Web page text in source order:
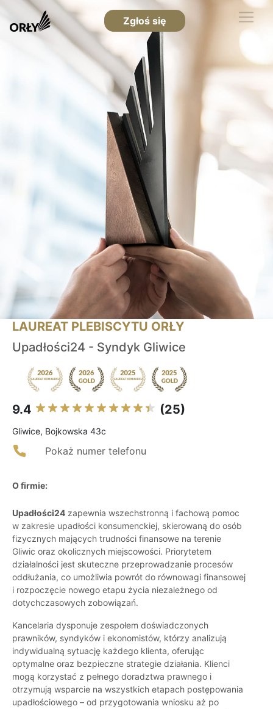
Zgłoś się
LAUREAT PLEBISCYTU ORŁY
Upadłości24 - Syndyk Gliwice
9.4 (25)
Gliwice, Bojkowska 43c
Pokaż numer telefonu
O firmie:
Upadłości24 zapewnia wszechstronną i fachową pomoc
w zakresie upadłości konsumenckiej, skierowaną do osób
fizycznych mających trudności finansowe na terenie
Gliwic oraz okolicznych miejscowości. Priorytetem
działalności jest skuteczne przeprowadzanie procesów
oddłużania, co umożliwia powrót do równowagi finansowej
i rozpoczęcie nowego etapu życia niezależnego od
dotychczasowych zobowiązań.
Kancelaria dysponuje zespołem doświadczonych
prawników, syndyków i ekonomistów, którzy analizują
indywidualną sytuację każdego klienta, oferując
optymalne oraz bezpieczne strategie działania. Klienci
mogą korzystać z pełnego doradztwa prawnego i
otrzymują wsparcie na wszystkich etapach postępowania
upadłościowego – od przygotowania wniosku aż po